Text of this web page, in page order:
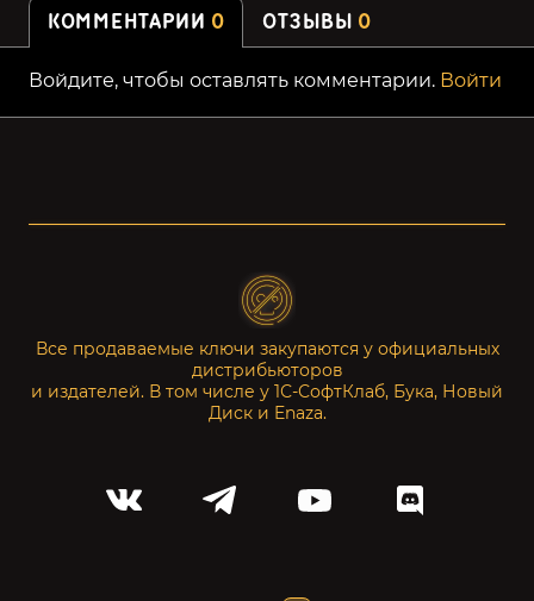
КОММЕНТАРИИ 0 ОТЗЫВЫ 0
Войдите, чтобы оставлять комментарии. Войти
Все продаваемые ключи закупаются у официальных
дистрибьюторов
и издателей. В том числе у 1С-СофтКлаб, Бука, Новый
Диск и Enaza.